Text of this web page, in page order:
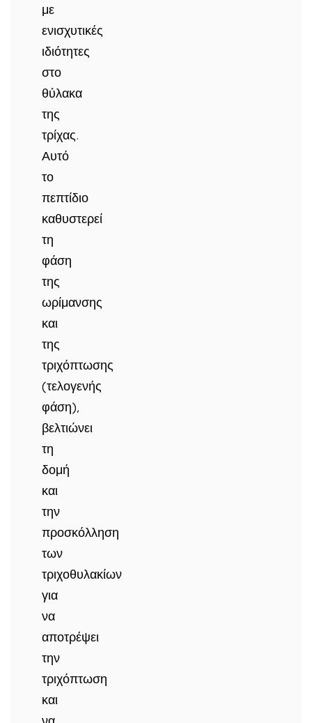
με
ενισχυτικές
ιδιότητες
στο
θύλακα
της
τρίχας.
Αυτό
το
πεπτίδιο
καθυστερεί
τη
φάση
της
ωρίμανσης
και
της
τριχόπτωσης
(τελογενής
φάση),
βελτιώνει
τη
δομή
και
την
προσκόλληση
των
τριχοθυλακίων
για
να
αποτρέψει
την
τριχόπτωση
και